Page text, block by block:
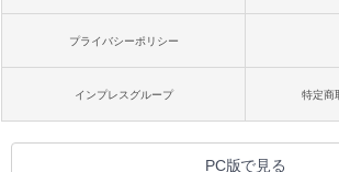
プライバシーポリシー
インプレスグループ 特定商
PC版で見る